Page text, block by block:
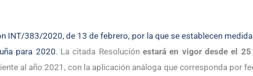
INT/383/2020, de 13 de febrero, por la que se establecen
para 2020. La citada Resolución estará en vigor desde el
al año 2021, con la aplicación análoga que corresponda por